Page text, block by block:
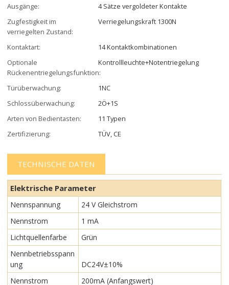
Ausgänge:
4 Sätze vergoldeter Kontakte
Zugfestigkeit im
verriegelten Zustand:
Verriegelungskraft 1300N
Kontaktart:
14 Kontaktkombinationen
Optionale
Rückenentriegelungsfunktion:
Kontrollleuchte+Notentriegelung
Türüberwachung:
1NC
Schlossüberwachung:
2Ö+1S
Arten von Bedientasten:
11 Typen
Zertifizierung:
TÜV, CE
TECHNISCHE DATEN
Elektrische Parameter
Nennspannung
24 V Gleichstrom
Nennstrom
1 mA
Lichtquellenfarbe
Grün
Nennbetriebsspann
ung
DC24V±10%
Nennstrom
200mA (Anfangswert)